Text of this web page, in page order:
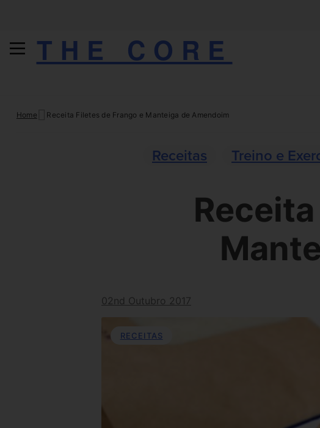
THE CORE
Home Receita Filetes de Frango e Manteiga de Amendoim
Receitas Treino e
02nd Outubro 2017
RECEITAS